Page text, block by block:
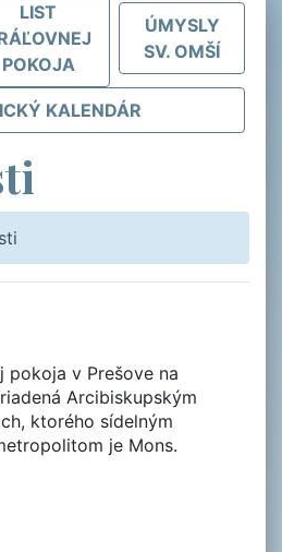
LIST
POKOJA
ÚMYSLY
SV. OMŠÍ
KALENDÁR
pokoja v Prešove na
Arcibiskupským
ktorého sídelným
je Mons.